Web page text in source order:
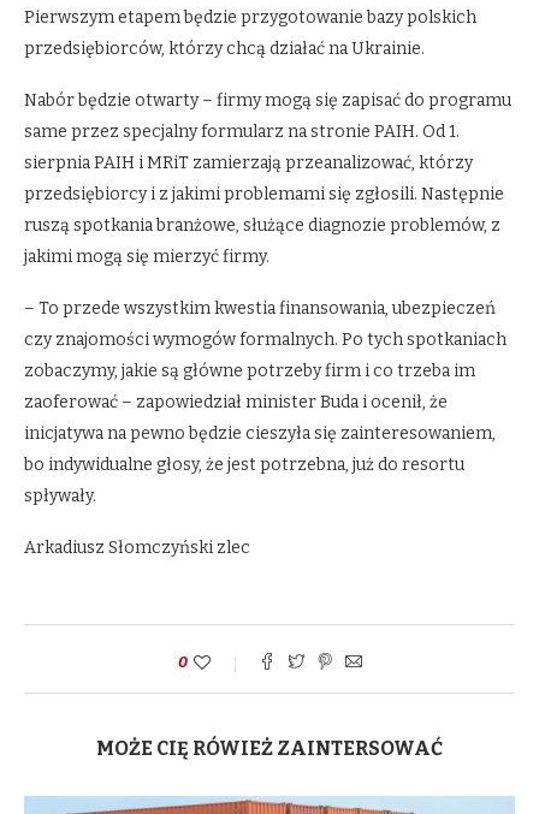
Pierwszym etapem będzie przygotowanie bazy polskich
przedsiębiorców, którzy chcą działać na Ukrainie.
Nabór będzie otwarty – firmy mogą się zapisać do programu
same przez specjalny formularz na stronie PAIH. Od 1.
sierpnia PAIH i MRiT zamierzają przeanalizować, którzy
przedsiębiorcy i z jakimi problemami się zgłosili. Następnie
ruszą spotkania branżowe, służące diagnozie problemów, z
jakimi mogą się mierzyć firmy.
– To przede wszystkim kwestia finansowania, ubezpieczeń
czy znajomości wymogów formalnych. Po tych spotkaniach
zobaczymy, jakie są główne potrzeby firm i co trzeba im
zaoferować – zapowiedział minister Buda i ocenił, że
inicjatywa na pewno będzie cieszyła się zainteresowaniem,
bo indywidualne głosy, że jest potrzebna, już do resortu
spływały.
Arkadiusz Słomczyński zlec
0
MOŻE CIĘ RÓWIEŻ ZAINTERSOWAĆ